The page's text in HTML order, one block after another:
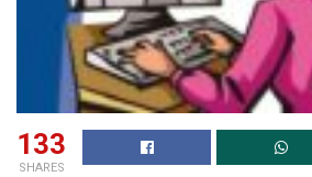
133
SHARES